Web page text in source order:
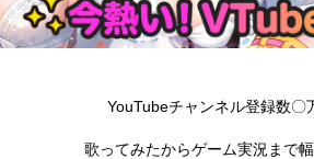
YouTubeチャンネル登録数〇
歌ってみたからゲーム実況まで